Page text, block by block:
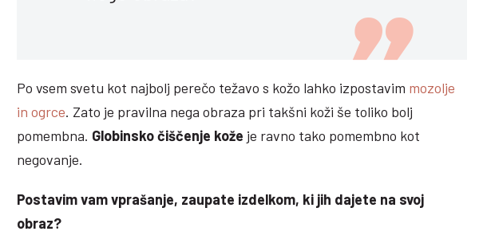
Po vsem svetu kot najbolj perečo težavo s kožo lahko izpostavim mozolje
in ogrce. Zato je pravilna nega obraza pri takšni koži še toliko bolj
pomembna. Globinsko čiščenje kože je ravno tako pomembno kot
negovanje.
Postavim vam vprašanje, zaupate izdelkom, ki jih dajete na svoj
obraz?